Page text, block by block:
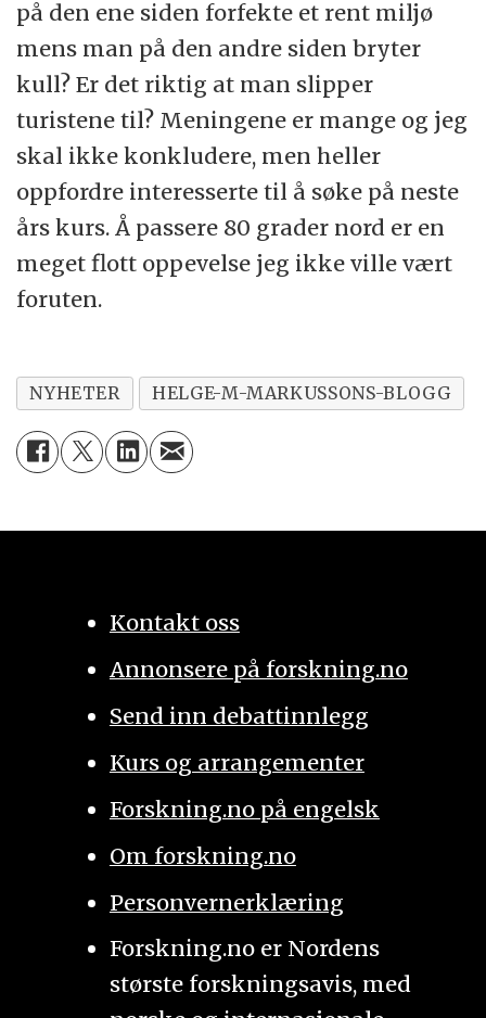
på den ene siden forfekte et rent miljø
mens man på den andre siden bryter
kull? Er det riktig at man slipper
turistene til? Meningene er mange og jeg
skal ikke konkludere, men heller
oppfordre interesserte til å søke på neste
års kurs. Å passere 80 grader nord er en
meget flott oppevelse jeg ikke ville vært
foruten.
NYHETER HELGE-M-MARKUSSONS-BLOGG
Kontakt oss
Annonsere på forskning.no
Send inn debattinnlegg
Kurs og arrangementer
Forskning.no på engelsk
Om forskning.no
Personvernerklæring
Forskning.no er Nordens
største forskningsavis, med